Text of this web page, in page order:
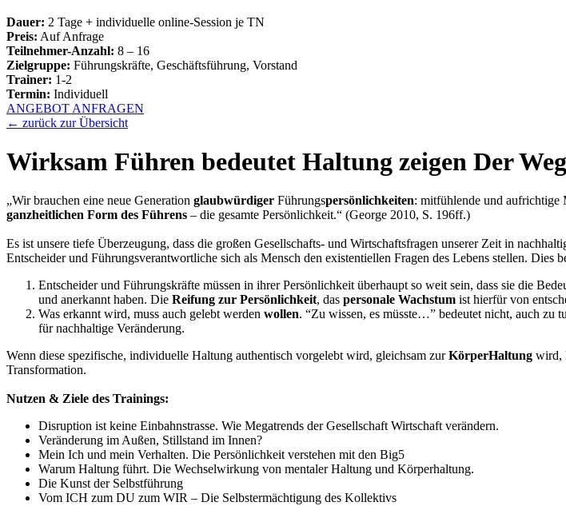
Dauer: 2 Tage + individuelle online-Session je TN
Preis: Auf Anfrage
Teilnehmer-Anzahl: 8 – 16
Zielgruppe: Führungskräfte, Geschäftsführung, Vorstand
Trainer: 1-2
Termin: Individuell
ANGEBOT ANFRAGEN
← zurück zur Übersicht
Wirksam Führen bedeutet Haltung zeigen Der
„Wir brauchen eine neue Generation glaubwürdiger Führungspersönlichkeiten: mitfühlende und aufrichtige
ganzheitlichen Form des Führens – die gesamte Persönlichkeit.“ (George 2010, S. 196ff.)
Es ist unsere tiefe Überzeugung, dass die großen Gesellschafts- und Wirtschaftsfragen unserer Zeit in
Entscheider und Führungsverantwortliche sich als Mensch den existentiellen Fragen des Lebens stellen. Dies
Entscheider und Führungskräfte müssen in ihrer Persönlichkeit überhaupt so weit sein, dass sie die
und anerkannt haben. Die Reifung zur Persönlichkeit, das personale Wachstum ist hierfür von
Was erkannt wird, muss auch gelebt werden wollen. “Zu wissen, es müsste…” bedeutet nicht, auch zu
für nachhaltige Veränderung.
Wenn diese spezifische, individuelle Haltung authentisch vorgelebt wird, gleichsam zurKörperHaltung wird,
Transformation.
Nutzen & Ziele des Trainings:
Disruption ist keine Einbahnstrasse. Wie Megatrends der Gesellschaft Wirtschaft verändern.
Veränderung im Außen, Stillstand im Innen?
Mein Ich und mein Verhalten. Die Persönlichkeit verstehen mit den Big5
Warum Haltung führt. Die Wechselwirkung von mentaler Haltung und Körperhaltung.
Die Kunst der Selbstführung
Vom ICH zum DU zum WIR – Die Selbstermächtigung des Kollektivs